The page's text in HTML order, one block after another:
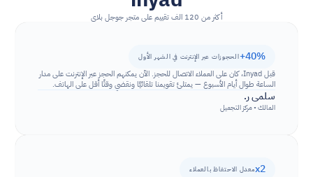
أكثر من 120 الف تقييم على متجر جوجل بلاي
+40%الحجوزات عبر الإنترنت في الشهر الأول
الساعة طوال أيام الأسبوع — يمتلئ تقويمنا تلقائيًا ونقضي وقتًا أقل على الهاتف.
سلمى ر.
المالك • مركز التجميل
x2معدل الاحتفاظ بالعملاء